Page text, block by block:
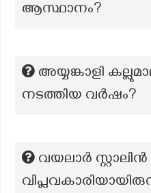
ആസ്ഥാനം?
അയ്യങ്കാളി
നടത്തിയ വർഷം?
വയലാർ സ്റ്റാലിൻ